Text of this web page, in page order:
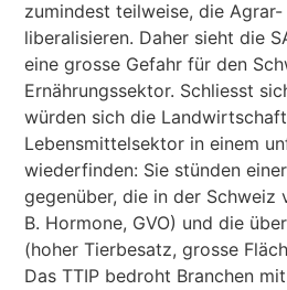
zumindest teilweise, die
liberalisieren. Daher sieht die
eine grosse Gefahr für den
Ernährungssektor. Schliesst
würden sich die
Lebensmittelsektor in einem
wiederfinden: Sie stünden
gegenüber, die in der
B. Hormone, GVO) und die
(hoher Tierbesatz, grosse
Das TTIP bedroht Branchen